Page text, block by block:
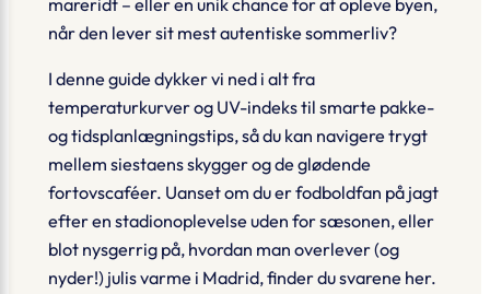
mareridt – eller en unik chance for at opleve byen,
når den lever sit mest autentiske sommerliv?
I denne guide dykker vi ned i alt fra
temperaturkurver og UV-indekstil smarte pakke-
og tidsplanlægningstips, så du kan navigere trygt
mellem siestaens skygger og de glødende
fortovscaféer. Uanset om du er fodboldfan på jagt
efter en stadionoplevelse uden for sæsonen, eller
blot nysgerrig på, hvordan man overlever (og
nyder!) julis varme i Madrid, finder du svarene her.